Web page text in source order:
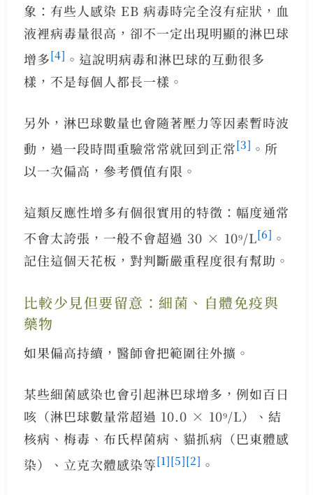
象：有些人感染 EB 病毒時完全沒有症狀，血
液裡病毒量很高，卻不一定出現明顯的淋巴球
增多[4] 。這說明病毒和淋巴球的互動很多
樣，不是每個人都長一樣。
另外，淋巴球數量也會隨著壓力等因素暫時波
動，過一段時間重驗常常就回到正常[3] 。所
以一次偏高，參考價值有限。
這類反應性增多有個很實用的特徵：幅度通常
不會太誇張，一般不會超過 30 × 10⁹/L[6] 。
記住這個天花板，對判斷嚴重程度很有幫助。
比較少見但要留意：細菌、自體免疫與
藥物
如果偏高持續，醫師會把範圍往外擴。
某些細菌感染也會引起淋巴球增多，例如百日
咳（淋巴球數量常超過 10.0 × 10⁹/L）、結
核病、梅毒、布氏桿菌病、貓抓病（巴東體感
染）、立克次體感染等[1][5][2] 。